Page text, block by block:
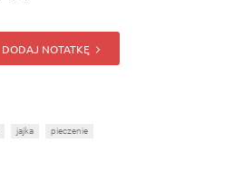
DODAJ NOTATKĘ
jajka pieczenie